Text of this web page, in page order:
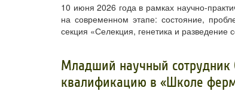
10 июня 2026 года в рамках научно-
на современном этапе: состояние,
секция «Селекция, генетика и разведение
​​Младший научный
квалификацию в «Школе